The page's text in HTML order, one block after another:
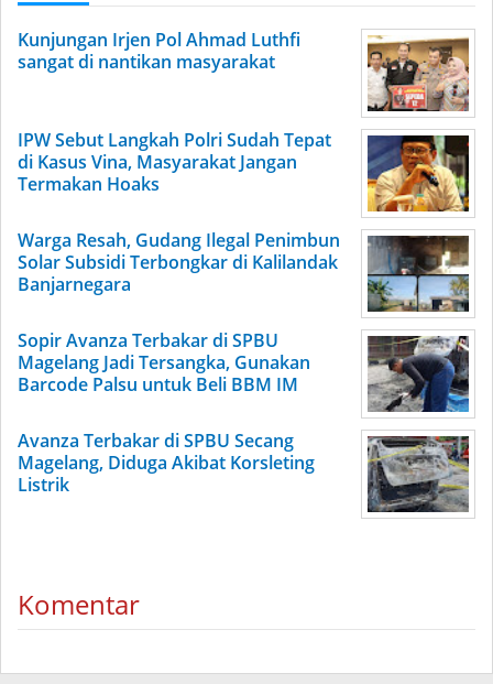
Kunjungan Irjen Pol Ahmad Luthfi
sangat di nantikan masyarakat
IPW Sebut Langkah Polri Sudah Tepat
di Kasus Vina, Masyarakat Jangan
Termakan Hoaks
Warga Resah, Gudang Ilegal Penimbun
Solar Subsidi Terbongkar di Kalilandak
Banjarnegara
Sopir Avanza Terbakar di SPBU
Magelang Jadi Tersangka, Gunakan
Barcode Palsu untuk Beli BBM IM
Avanza Terbakar di SPBU Secang
Magelang, Diduga Akibat Korsleting
Listrik
Komentar